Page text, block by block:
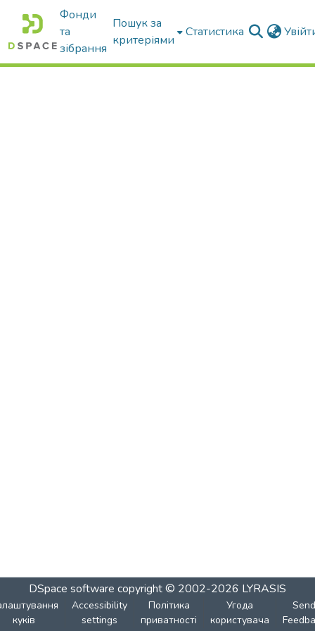
Фонди
та
зібрання
Пошук за
критеріями
Статистика
DSpace software copyright © 2002-2026 LYRASIS
куків
Accessibility
settings
Політика
приватності
Угода
користувача
Send